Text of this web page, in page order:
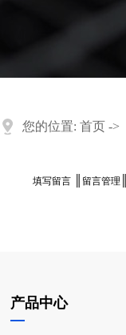
您的位置: 首页 ->
填写留言║ 留言管理
产品中心